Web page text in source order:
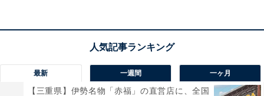
ながらリフレッシュしたい人におすすめの宿です。
最新 一週間 一ヶ月
【三重県】伊勢名物「赤福」の直営店に、全国